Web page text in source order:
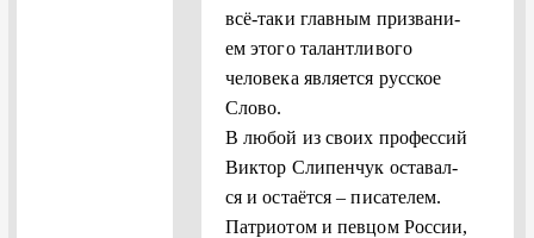
всё-таки главным призвани-
ем этого талантливого
человека является русское
Слово.
В любой из своих профессий
Виктор Слипенчук оставал-
ся и остаётся – писателем.
Патриотом и певцом России,